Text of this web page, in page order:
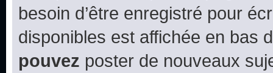
besoin d’être enregistré pour
disponibles est affichée en bas
pouvez poster de nouveaux